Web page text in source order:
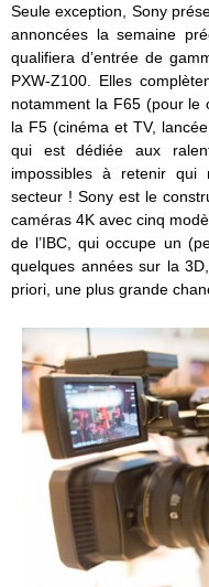
Seule exception, Sony
annoncées la semaine
qualifiera d’entrée de
PXW-Z100. Elles
notamment la F65 (pour le
la F5 (cinéma et TV,
qui est dédiée aux
impossibles à retenir qui
secteur ! Sony est le
caméras 4K avec cinq
de l’IBC, qui occupe un
quelques années sur la
priori, une plus grande